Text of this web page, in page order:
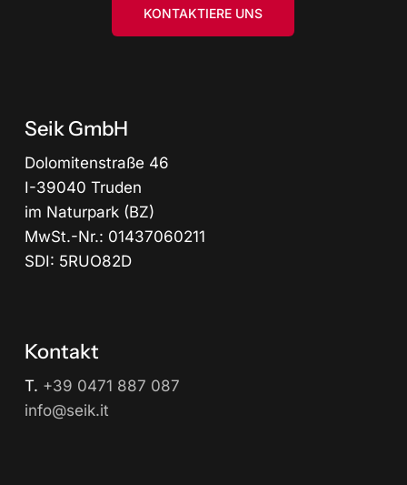
KONTAKTIERE UNS
Seik GmbH
Dolomitenstraße 46
I-39040 Truden
im Naturpark (BZ)
MwSt.-Nr.: 01437060211
SDI: 5RUO82D
Kontakt
T. +39 0471 887 087
info@seik.it